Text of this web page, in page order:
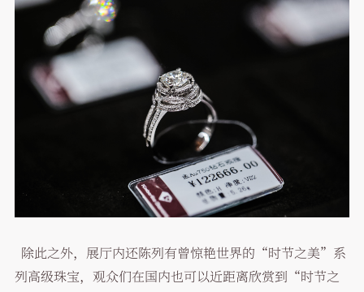
除此之外，展厅内还陈列有曾惊艳世界的“时节之美”系
列高级珠宝，观众们在国内也可以近距离欣赏到“时节之